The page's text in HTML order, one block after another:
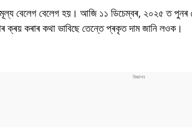
বেলেগ বেলেগ হয়। আজি ১১ ডিচেম্বৰ, ২০২৫ ত পুনৰ
কৰাৰ কথা ভাবিছে তেন্তে প্ৰকৃত দাম জানি লওক।